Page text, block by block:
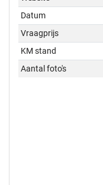
Datum
Vraagprijs
KM stand
Aantal foto's